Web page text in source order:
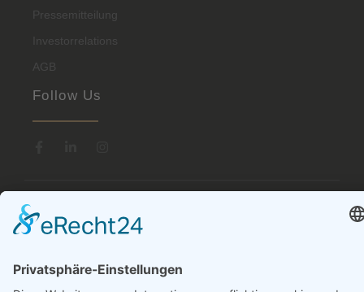
Pressemitteilung
Investorrelations
AGB
Follow Us
© 2024 Titansafe Schliessfachanlagen GmbH.